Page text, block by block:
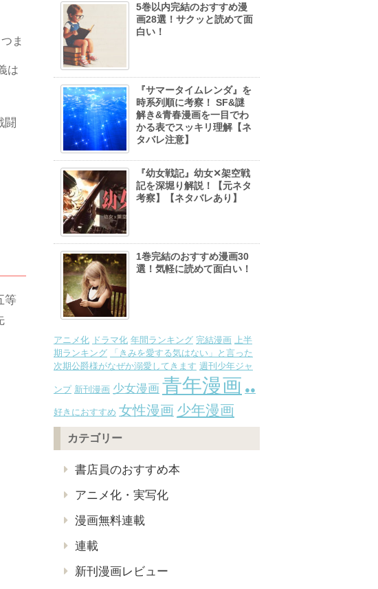
ま
は
闘
等
5巻以内完結のおすすめ漫
画28選！サクッと読めて面
白い！
『サマータイムレンダ』を
時系列順に考察！ SF&謎
解き&青春漫画を一目でわ
かる表でスッキリ理解【ネ
タバレ注意】
『幼女戦記』幼女✕架空戦
記を深堀り解説！【元ネタ
考察】【ネタバレあり】
1巻完結のおすすめ漫画30
選！気軽に読めて面白い！
アニメ化 ドラマ化 年間ランキング 完結漫画
上半
期ランキング
「きみを愛する気はない」と言った
次期公爵様がなぜか溺愛してきます 週刊少年ジャ
ンプ 新刊漫画 少女漫画 青年漫画 ●●
好きにおすすめ 女性漫画 少年漫画
カテゴリー
書店員のおすすめ本
アニメ化・実写化
漫画無料連載
連載
新刊漫画レビュー